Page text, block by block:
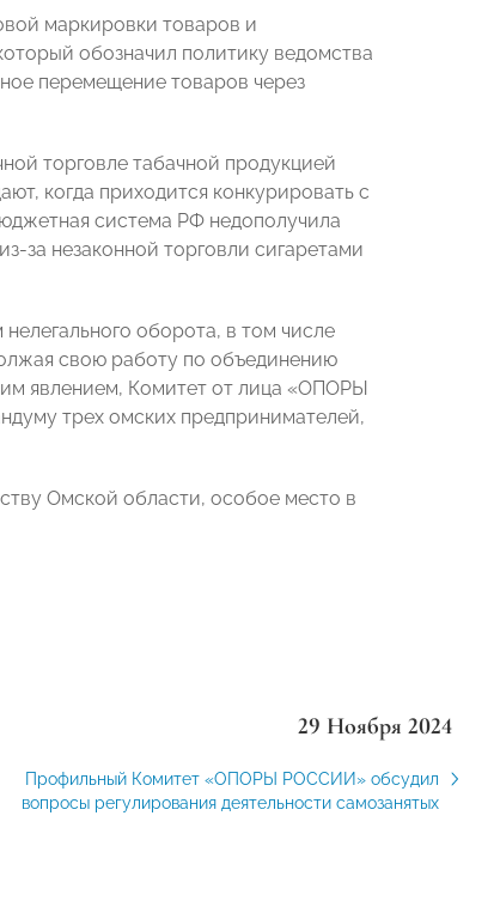
маркировки товаров и
обозначил политику ведомства
перемещение товаров через
торговле табачной продукцией
когда приходится конкурировать с
система РФ недополучила
за незаконной торговли сигаретами
оборота, в том числе
свою работу по объединению
явлением, Комитет от лица «ОПОРЫ
трех омских предпринимателей,
Омской области, особое место в
29 Ноября 2024
Профильный Комитет «ОПОРЫ РОССИИ» обсудил
вопросы регулирования деятельности самозанятых